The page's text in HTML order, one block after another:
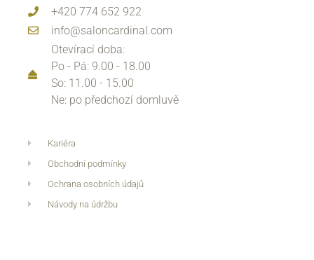
+420 774 652 922
info@saloncardinal.com
Otevírací doba:
Po - Pá: 9.00 - 18.00
So: 11.00 - 15.00
Ne: po předchozí domluvě
Kariéra
Obchodní podmínky
Ochrana osobních údajů
Návody na údržbu